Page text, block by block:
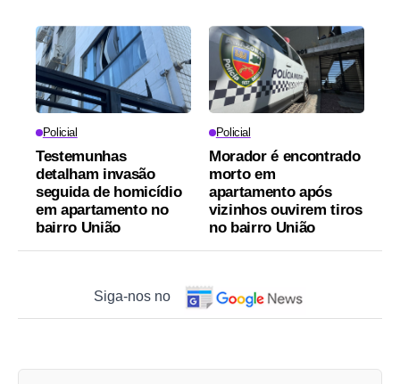
Policial
Testemunhas
detalham invasão
seguida de homicídio
em apartamento no
bairro União
Policial
Morador é encontrado
morto em
apartamento após
vizinhos ouvirem tiros
no bairro União
Siga-nos no